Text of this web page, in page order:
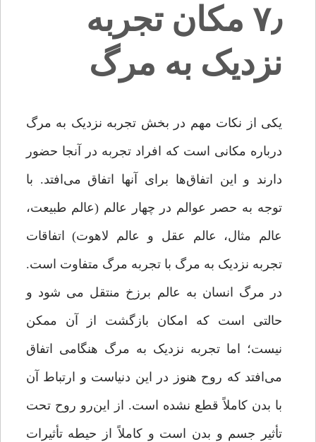
۷٫ مکان تجربه
نزدیک به مرگ
یکی از نکات مهم در بخش تجربه نزدیک به مرگ
درباره مکانی است که افراد تجربه در آنجا حضور
دارند و این اتفاق‌ها برای آنها اتفاق می‌افتد. با
توجه به حصر عوالم در چهار عالم (عالم طبیعت،
عالم مثال، عالم عقل و عالم لاهوت) اتفاقات
تجربه نزدیک به مرگ با تجربه مرگ متفاوت است.
در مرگ انسان به عالم برزخ منتقل می شود و
حالتی است که امکان بازگشت از آن ممکن
نیست؛ اما تجربه نزدیک به مرگ هنگامی اتفاق
می‌افتد که روح هنوز در این دنیاست و ارتباط آن
با بدن کاملاً قطع نشده ‌است. از این‌رو روح تحت
تأثیر جسم و بدن است و کاملاً از حیطه تأثیرات